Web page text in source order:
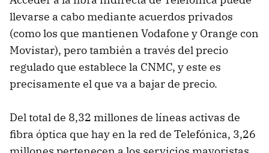
llevarse a cabo mediante acuerdos privados
(como los que mantienen Vodafone y Orange con
Movistar), pero también a través del precio
regulado que establece la CNMC, y este es
precisamente el que va a bajar de precio.
Del total de 8,32 millones de líneas activas de
fibra óptica que hay en la red de Telefónica, 3,26